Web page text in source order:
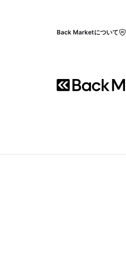
Back Marketについて